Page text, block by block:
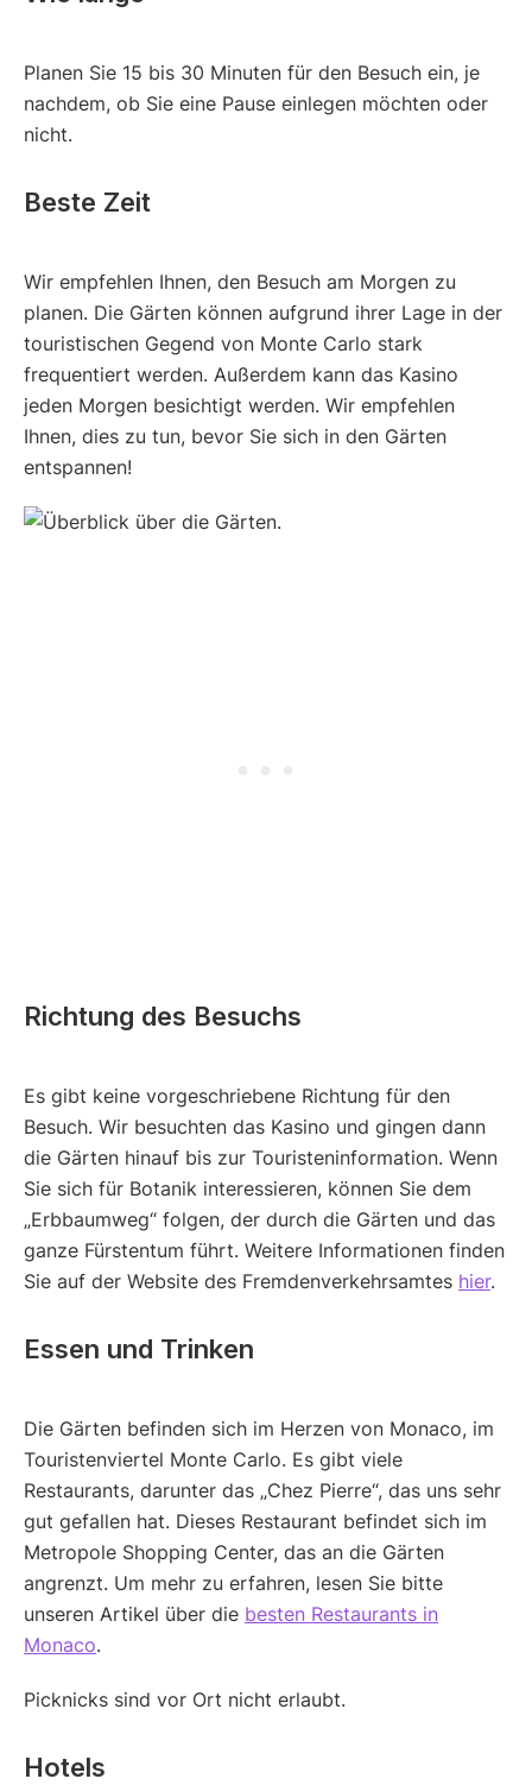
Planen Sie 15 bis 30 Minuten für den Besuch ein, je
nachdem, ob Sie eine Pause einlegen möchten oder
nicht.
Beste Zeit
Wir empfehlen Ihnen, den Besuch am Morgen zu
planen. Die Gärten können aufgrund ihrer Lage in der
touristischen Gegend von Monte Carlo stark
frequentiert werden. Außerdem kann das Kasino
jeden Morgen besichtigt werden. Wir empfehlen
Ihnen, dies zu tun, bevor Sie sich in den Gärten
entspannen!
Richtung des Besuchs
Es gibt keine vorgeschriebene Richtung für den
Besuch. Wir besuchten das Kasino und gingen dann
die Gärten hinauf bis zur Touristeninformation. Wenn
Sie sich für Botanik interessieren, können Sie dem
„Erbbaumweg“ folgen, der durch die Gärten und das
ganze Fürstentum führt. Weitere Informationen finden
Sie auf der Website des Fremdenverkehrsamtes hier.
Essen und Trinken
Die Gärten befinden sich im Herzen von Monaco, im
Touristenviertel Monte Carlo. Es gibt viele
Restaurants, darunter das „Chez Pierre“, das uns sehr
gut gefallen hat. Dieses Restaurant befindet sich im
Metropole Shopping Center, das an die Gärten
angrenzt. Um mehr zu erfahren, lesen Sie bitte
unseren Artikel über die besten Restaurants in
Monaco.
Picknicks sind vor Ort nicht erlaubt.
Hotels